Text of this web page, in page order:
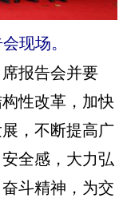
现场。
报告会并要
性改革，加快
，不断提高广
全感，大力弘
斗精神，为交